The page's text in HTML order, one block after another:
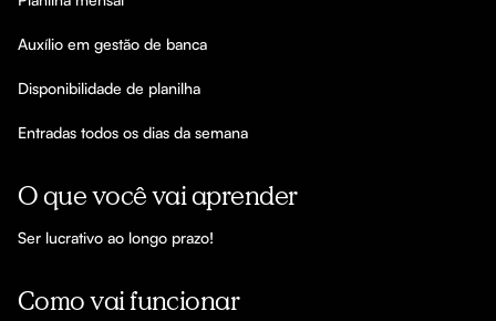
Auxílio em gestão de banca
Disponibilidade de planilha
Entradas todos os dias da semana
O que você vai aprender
Ser lucrativo ao longo prazo!
Como vai funcionar